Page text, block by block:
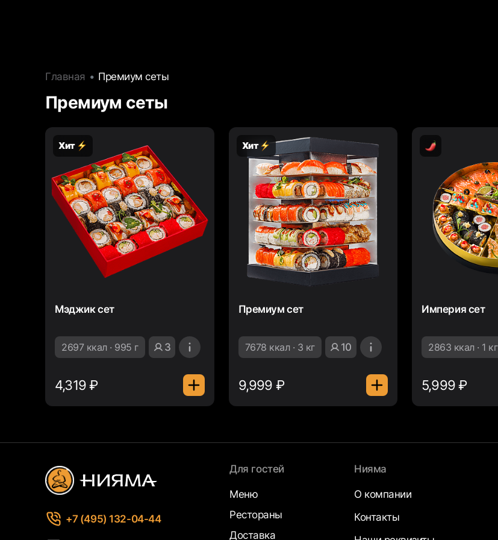
Главная Премиум сеты
Премиум сеты
Хит
Мэджик сет
2697 ккал · 995 г 3
4,319 ₽
Хит
Премиум сет
7678 ккал · 3 кг 10
9,999 ₽
Империя сет
2863 ккал · 1 кг
5,999 ₽
+7 (495) 132-04-44
Для гостей
Меню
Рестораны
Доставка
Нияма
О компании
Контакты